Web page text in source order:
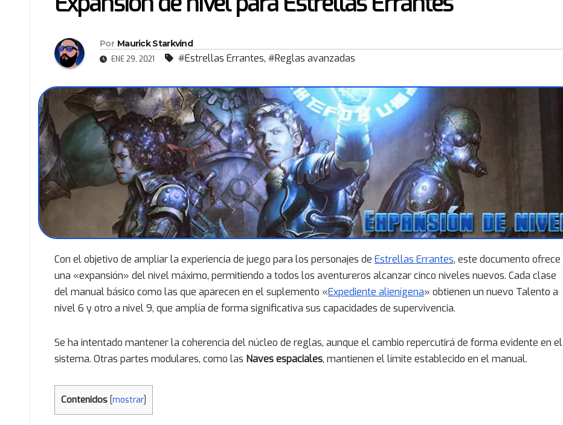
Por Maurick Starkvind
ENE 29, 2021 #Estrellas Errantes, #Reglas avanzadas
Con el objetivo de ampliar la experiencia de juego para los personajes de Estrellas Errantes, este documento ofrece
una «expansión» del nivel máximo, permitiendo a todos los aventureros alcanzar cinco niveles nuevos. Cada clase
del manual básico como las que aparecen en el suplemento «Expediente alienígena» obtienen un nuevo Talento a
nivel 6 y otro a nivel 9, que amplía de forma significativa sus capacidades de supervivencia.
Se ha intentado mantener la coherencia del núcleo de reglas, aunque el cambio repercutirá de forma evidente en el
sistema. Otras partes modulares, como las Naves espaciales, mantienen el límite establecido en el manual.
Contenidos [mostrar]